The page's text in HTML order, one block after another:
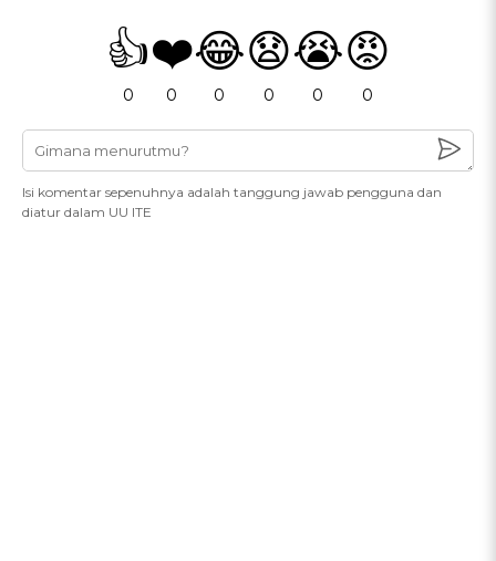
👍
0
❤️
0
😂
0
😧
0
😭
0
😡
0
Isi komentar sepenuhnya adalah tanggung jawab pengguna dan
diatur dalam UU ITE